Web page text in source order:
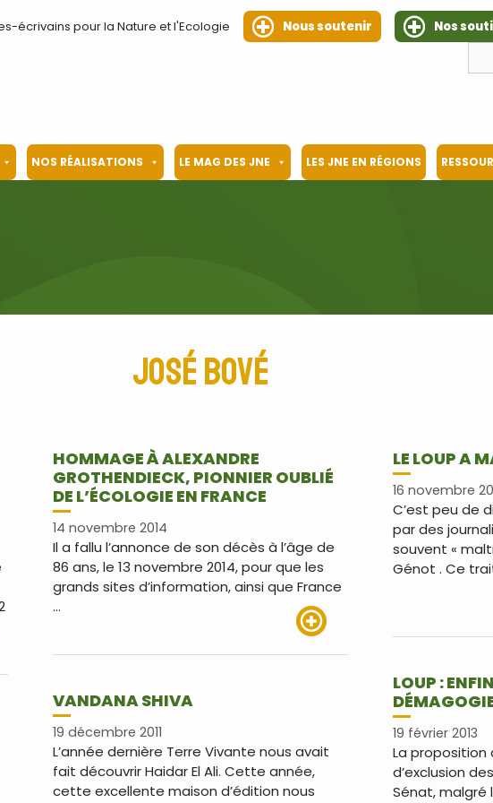
écrivains pour la Nature et l'Ecologie Nous soutenir Nos
NOS RÉALISATIONS LE MAG DES JNE LES JNE EN RÉGIONS
José Bové
HOMMAGE À ALEXANDRE
GROTHENDIECK, PIONNIER OUBLIÉ
DE L’ÉCOLOGIE EN FRANCE
14 novembre 2014
Il a fallu l’annonce de son décès à l’âge de
86 ans, le 13 novembre 2014, pour que les
grands sites d’information, ainsi que France
…
LE LOUP A
16 novembre
C’est peu de
par des
souvent «
Génot . Ce
LOUP :
19 février 2013
La proposition
d’exclusion
Sénat,
VANDANA SHIVA
19 décembre 2011
L’année dernière Terre Vivante nous avait
fait découvrir Haidar El Ali. Cette année,
cette excellente maison d’édition nous